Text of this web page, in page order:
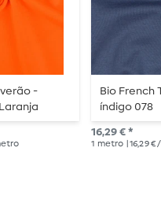
-
Bio French
índigo 078
16,29 € *
1 metro | 16,29